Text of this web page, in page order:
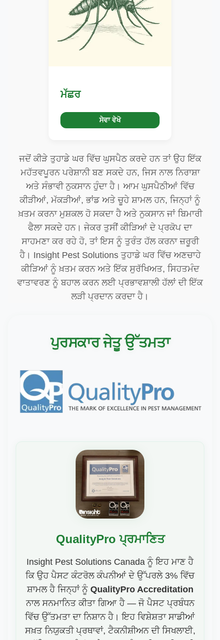
ਮੱਛਰ
ਸੇਵਾ ਵੇਖੋ
ਜਦੋਂ ਕੀੜੇ ਤੁਹਾਡੇ ਘਰ ਵਿੱਚ ਘੁਸਪੈਠ ਕਰਦੇ ਹਨ ਤਾਂ ਉਹ ਇੱਕ
ਮਹੱਤਵਪੂਰਨ ਪਰੇਸ਼ਾਨੀ ਬਣ ਸਕਦੇ ਹਨ, ਜਿਸ ਨਾਲ ਨਿਰਾਸ਼ਾ
ਅਤੇ ਸੰਭਾਵੀ ਨੁਕਸਾਨ ਹੁੰਦਾ ਹੈ। ਆਮ ਘੁਸਪੈਠੀਆਂ ਵਿੱਚ
ਕੀੜੀਆਂ, ਮੱਕੜੀਆਂ, ਭਾਂਡ ਅਤੇ ਚੂਹੇ ਸ਼ਾਮਲ ਹਨ, ਜਿਨ੍ਹਾਂ ਨੂੰ
ਖ਼ਤਮ ਕਰਨਾ ਮੁਸ਼ਕਲ ਹੋ ਸਕਦਾ ਹੈ ਅਤੇ ਨੁਕਸਾਨ ਜਾਂ ਬਿਮਾਰੀ
ਫੈਲਾ ਸਕਦੇ ਹਨ। ਜੇਕਰ ਤੁਸੀਂ ਕੀੜਿਆਂ ਦੇ ਪ੍ਰਕੋਪ ਦਾ
ਸਾਹਮਣਾ ਕਰ ਰਹੇ ਹੋ, ਤਾਂ ਇਸ ਨੂੰ ਤੁਰੰਤ ਹੱਲ ਕਰਨਾ ਜ਼ਰੂਰੀ
ਹੈ। Insight Pest Solutions ਤੁਹਾਡੇ ਘਰ ਵਿੱਚ ਅਣਚਾਹੇ
ਕੀੜਿਆਂ ਨੂੰ ਖ਼ਤਮ ਕਰਨ ਅਤੇ ਇੱਕ ਸੁਰੱਖਿਅਤ, ਸਿਹਤਮੰਦ
ਵਾਤਾਵਰਣ ਨੂੰ ਬਹਾਲ ਕਰਨ ਲਈ ਪ੍ਰਭਾਵਸ਼ਾਲੀ ਹੱਲਾਂ ਦੀ ਇੱਕ
ਲੜੀ ਪ੍ਰਦਾਨ ਕਰਦਾ ਹੈ।
ਪੁਰਸਕਾਰ ਜੇਤੂ ਉੱਤਮਤਾ
QualityPro ਪ੍ਰਮਾਣਿਤ
Insight Pest Solutions Canada ਨੂੰ ਇਹ ਮਾਣ ਹੈ
ਕਿ ਉਹ ਪੈਸਟ ਕੰਟਰੋਲ ਕੰਪਨੀਆਂ ਦੇ ਉੱਪਰਲੇ 3% ਵਿੱਚ
ਸ਼ਾਮਲ ਹੈ ਜਿਨ੍ਹਾਂ ਨੂੰ QualityPro Accreditation
ਨਾਲ ਸਨਮਾਨਿਤ ਕੀਤਾ ਗਿਆ ਹੈ — ਜੋ ਪੈਸਟ ਪ੍ਰਬੰਧਨ
ਵਿੱਚ ਉੱਤਮਤਾ ਦਾ ਨਿਸ਼ਾਨ ਹੈ। ਇਹ ਵਿਸ਼ੇਸ਼ਤਾ ਸਾਡੀਆਂ
ਸਖ਼ਤ ਨਿਯੁਕਤੀ ਪ੍ਰਥਾਵਾਂ, ਟੈਕਨੀਸ਼ੀਅਨ ਦੀ ਸਿਖਲਾਈ,